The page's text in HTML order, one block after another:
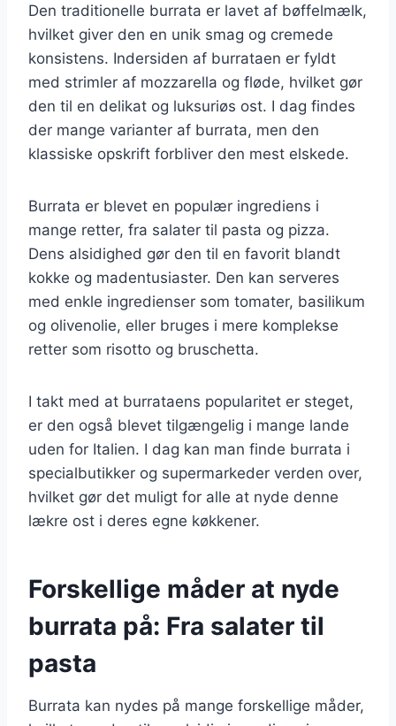
Den traditionelle burrata er lavet af bøffelmælk,
hvilket giver den en unik smag og cremede
konsistens. Indersiden af burrataen er fyldt
med strimler af mozzarella og fløde, hvilket gør
den til en delikat og luksuriøs ost. I dag findes
der mange varianter af burrata, men den
klassiske opskrift forbliver den mest elskede.
Burrata er blevet en populær ingrediens i
mange retter, fra salater til pasta og pizza.
Dens alsidighed gør den til en favorit blandt
kokke og madentusiaster. Den kan serveres
med enkle ingredienser som tomater, basilikum
og olivenolie, eller bruges i mere komplekse
retter som risotto og bruschetta.
I takt med at burrataens popularitet er steget,
er den også blevet tilgængelig i mange lande
uden for Italien. I dag kan man finde burrata i
specialbutikker og supermarkeder verden over,
hvilket gør det muligt for alle at nyde denne
lækre ost i deres egne køkkener.
Forskellige måder at nyde
burrata på: Fra salater til
pasta
Burrata kan nydes på mange forskellige måder,